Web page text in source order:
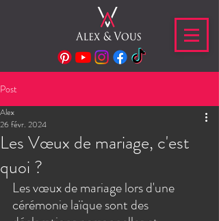
Post
Les Vœux de mariage, c'est
quoi ?
Alex
26 févr. 2024
Les vœux de mariage lors d'une
cérémonie laïque sont des